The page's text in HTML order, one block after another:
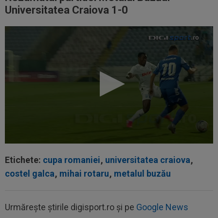
Universitatea Craiova 1-0
Etichete: cupa romaniei, universitatea craiova,
costel galca, mihai rotaru, metalul buzău
Urmărește știrile digisport.ro și pe Google News